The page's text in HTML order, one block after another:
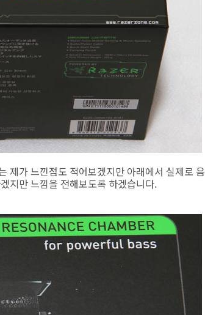
제가 느낀점도 적어보겠지만 아래에서 실제로 음
지만 느낌을 전해보도록 하겠습니다.